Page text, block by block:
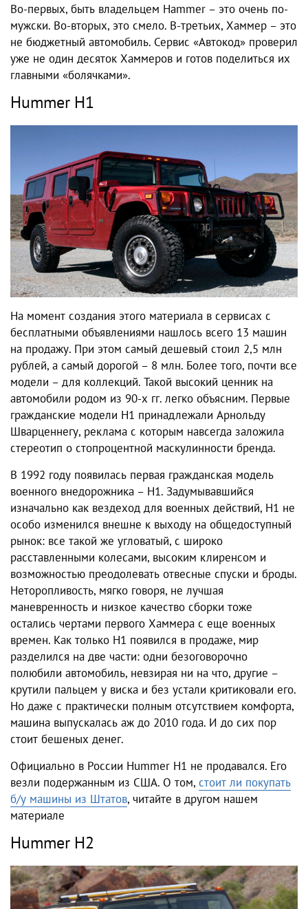
Во-первых, быть владельцем Hammer – это очень по-
мужски. Во-вторых, это смело. В-третьих, Хаммер – это
не бюджетный автомобиль. Сервис «Автокод» проверил
уже не один десяток Хаммеров и готов поделиться их
главными «болячками».
Hummer H1
На момент создания этого материала в сервисах с
бесплатными объявлениями нашлось всего 13 машин
на продажу. При этом самый дешевый стоил 2,5 млн
рублей, а самый дорогой – 8 млн. Более того, почти все
модели – для коллекций. Такой высокий ценник на
автомобили родом из 90-х гг. легко объясним. Первые
гражданские модели H1 принадлежали Арнольду
Шварценнегу, реклама с которым навсегда заложила
стереотип о стопроцентной маскулинности бренда.
В 1992 году появилась первая гражданская модель
военного внедорожника – H1. Задумывавшийся
изначально как вездеход для военных действий, H1 не
особо изменился внешне к выходу на общедоступный
рынок: все такой же угловатый, с широко
расставленными колесами, высоким клиренсом и
возможностью преодолевать отвесные спуски и броды.
Неторопливость, мягко говоря, не лучшая
маневренность и низкое качество сборки тоже
остались чертами первого Хаммера с еще военных
времен. Как только H1 появился в продаже, мир
разделился на две части: одни безоговорочно
полюбили автомобиль, невзирая ни на что, другие –
крутили пальцем у виска и без устали критиковали его.
Но даже с практически полным отсутствием комфорта,
машина выпускалась аж до 2010 года. И до сих пор
стоит бешеных денег.
Официально в России Hummer H1 не продавался. Его
везли подержанным из США. О том, стоит ли покупать
б/у машины из Штатов, читайте в другом нашем
материале
Hummer H2